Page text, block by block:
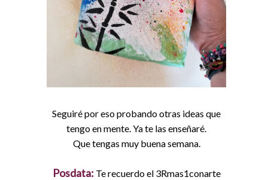
Seguiré por eso probando otras ideas que
tengo en mente. Ya te las enseñaré.
Que tengas muy buena semana.
Posdata: Te recuerdo el 3Rmas1conarte